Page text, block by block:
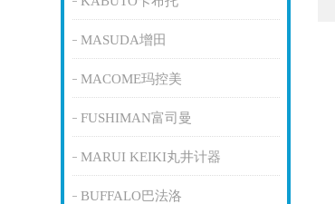
MASUDA增田
MACOME玛控美
FUSHIMAN富司曼
MARUI KEIKI丸井计器
BUFFALO巴法洛